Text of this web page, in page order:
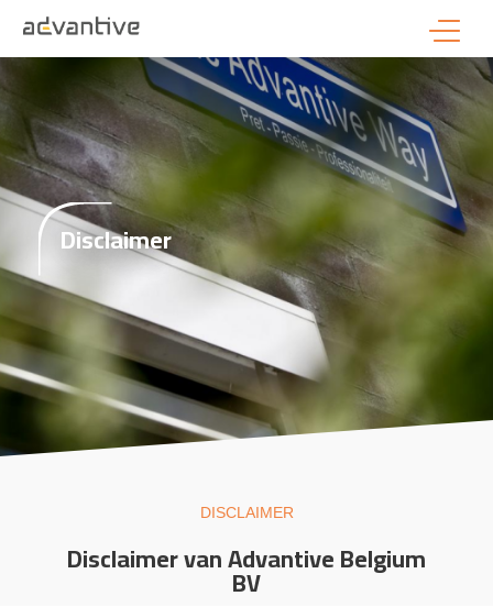
Disclaimer
DISCLAIMER
Disclaimer van Advantive Belgium
BV